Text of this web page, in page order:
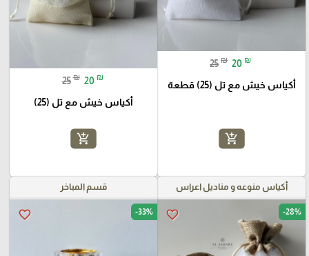
25 ₪ 20 ₪
أكياس خيش مع تل (25) قطعة
add_shopping_cart
25 ₪ 20 ₪
أكياس خيش مع تل (25)
add_shopping_cart
أكياس منوعه و مناديل اعراس
favorite_border -28%
قسم المباخر
favorite_border -33%